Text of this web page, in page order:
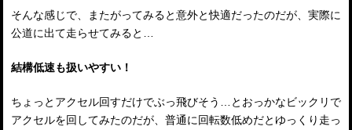
そんな感じで、またがってみると意外と快適だったのだが、実際に
公道に出て走らせてみると…
結構低速も扱いやすい！
ちょっとアクセル回すだけでぶっ飛びそう…とおっかなビックリで
アクセルを回してみたのだが、普通に回転数低めだとゆっくり走っ